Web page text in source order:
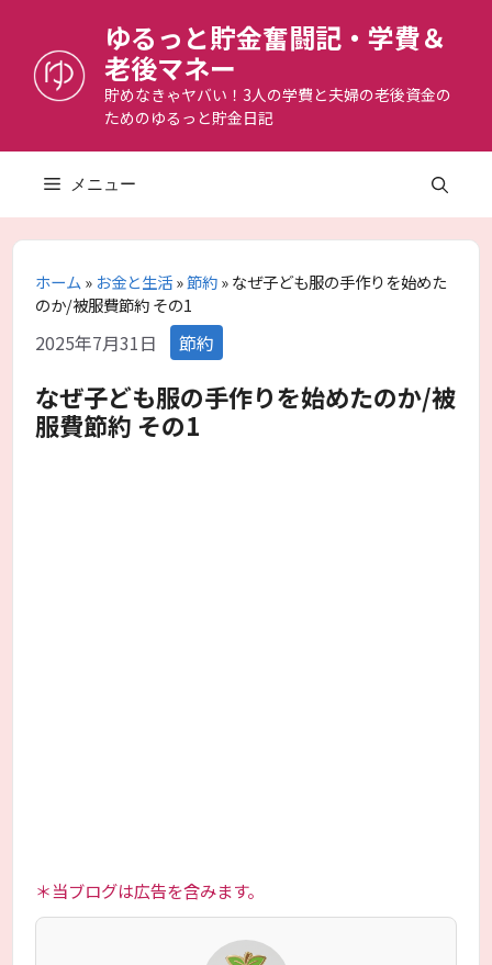
へ
ゆるっと貯金奮闘記・学費＆
老後マネー
貯めなきゃヤバい！3人の学費と夫婦の老後資金の
ためのゆるっと貯金日記
メニュー
ホーム» お金と生活»節約»なぜ子ども服の手作りを始めた
のか/被服費節約 その1
2025年7月31日 カ
テ
ゴ
リ
ー
節約
なぜ子ども服の手作りを始めたのか/被
服費節約 その1
＊当ブログは広告を含みます。